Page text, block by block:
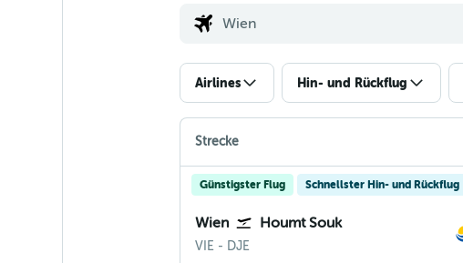
Airlines Hin- und Rückflug
Strecke
Günstigster Flug Schnellster Hin- und Rückflug
Wien Houmt Souk
VIE - DJE